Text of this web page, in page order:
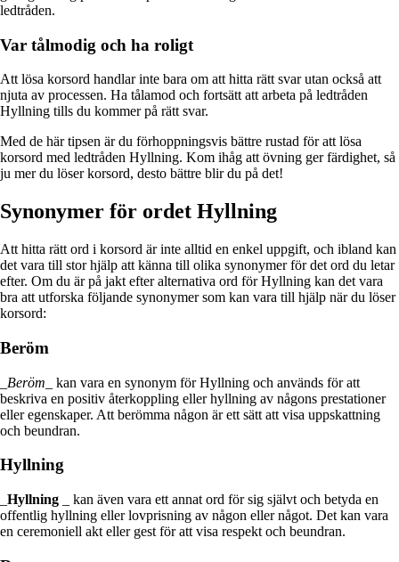
ledtråden.
Var tålmodig och ha roligt
Att lösa korsord handlar inte bara om att hitta rätt svar utan också att
njuta av processen. Ha tålamod och fortsätt att arbeta på ledtråden
Hyllning tills du kommer på rätt svar.
Med de här tipsen är du förhoppningsvis bättre rustad för att lösa
korsord med ledtråden Hyllning. Kom ihåg att övning ger färdighet, så
ju mer du löser korsord, desto bättre blir du på det!
Synonymer för ordet Hyllning
Att hitta rätt ord i korsord är inte alltid en enkel uppgift, och ibland kan
det vara till stor hjälp att känna till olika synonymer för det ord du letar
efter. Om du är på jakt efter alternativa ord för Hyllning kan det vara
bra att utforska följande synonymer som kan vara till hjälp när du löser
korsord:
Beröm
Beröm _ kan vara en synonym för Hyllning och används för att
beskriva en positiv återkoppling eller hyllning av någons prestationer
eller egenskaper. Att berömma någon är ett sätt att visa uppskattning
och beundran.
Hyllning
Hyllning _ kan även vara ett annat ord för sig självt och betyda en
offentlig hyllning eller lovprisning av någon eller något. Det kan vara
en ceremoniell akt eller gest för att visa respekt och beundran.